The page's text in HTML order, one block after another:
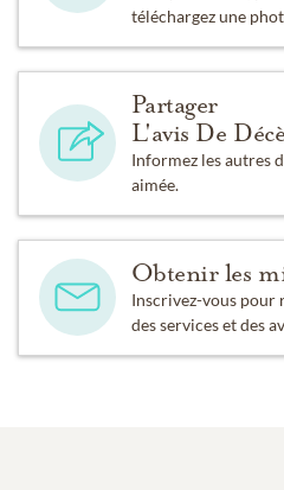
téléchargez une
Partager
L'avis De
Informez les autres
aimée.
Obtenir les
Inscrivez-vous pour
des services et des